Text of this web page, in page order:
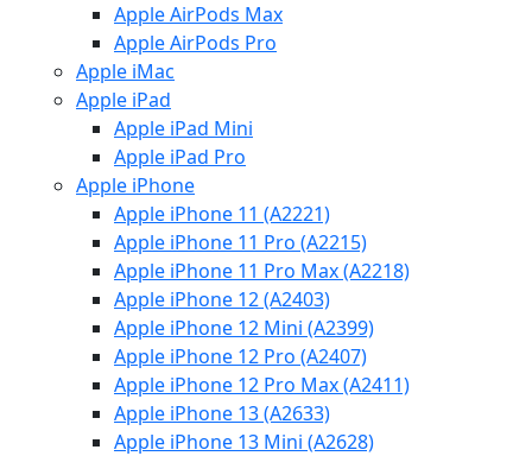
Apple AirPods Max
Apple AirPods Pro
Apple iMac
Apple iPad
Apple iPad Mini
Apple iPad Pro
Apple iPhone
Apple iPhone 11 (A2221)
Apple iPhone 11 Pro (A2215)
Apple iPhone 11 Pro Max (A2218)
Apple iPhone 12 (A2403)
Apple iPhone 12 Mini (A2399)
Apple iPhone 12 Pro (A2407)
Apple iPhone 12 Pro Max (A2411)
Apple iPhone 13 (A2633)
Apple iPhone 13 Mini (A2628)